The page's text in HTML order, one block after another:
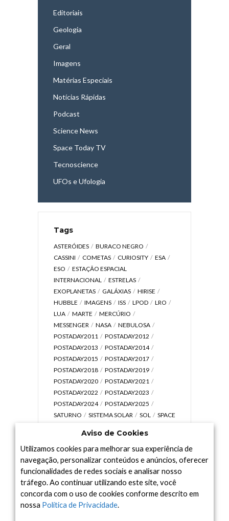
Editoriais
Geologia
Geral
Imagens
Matérias Especiais
Notícias Rápidas
Podcast
Science News
Space Today TV
Tecnoscience
UFOs e Ufologia
Tags
ASTERÓIDES
BURACO NEGRO
CASSINI
COMETAS CURIOSITY
ESA
ESO
ESTAÇÃO ESPACIAL
INTERNACIONAL
ESTRELAS
EXOPLANETAS
GALÁXIAS
HIRISE
HUBBLE
IMAGENS ISS LPOD
LRO
LUA
MARTE
MERCÚRIO
MESSENGER
NASA
NEBULOSA
POSTADAY2011
POSTADAY2012
POSTADAY2013
POSTADAY2014
POSTADAY2015
POSTADAY2017
POSTADAY2018
POSTADAY2019
POSTADAY2020
POSTADAY2021
POSTADAY2022
POSTADAY2023
POSTADAY2024
POSTADAY2025
SATURNO
SISTEMA SOLAR SOL
SPACE
UNIVERSO
VÍDEO
Arquivo
Arquivo
Aviso de Cookies
Utilizamos cookies para melhorar sua experiência de
navegação, personalizar conteúdos e anúncios, oferecer
funcionalidades de redes sociais e analisar nosso
tráfego. Ao continuar utilizando este site, você
concorda com o uso de cookies conforme descrito em
nossa Política de Privacidade.